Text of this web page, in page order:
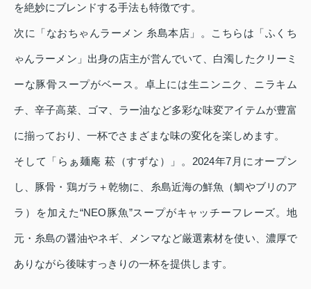
を絶妙にブレンドする手法も特徴です。
次に「なおちゃんラーメン 糸島本店」。こちらは「ふくち
ゃんラーメン」出身の店主が営んでいて、白濁したクリーミ
ーな豚骨スープがベース。卓上には生ニンニク、ニラキム
チ、辛子高菜、ゴマ、ラー油など多彩な味変アイテムが豊富
に揃っており、一杯でさまざまな味の変化を楽しめます。
そして「らぁ麺庵 菘（すずな）」。2024年7月にオープン
し、豚骨・鶏ガラ＋乾物に、糸島近海の鮮魚（鯛やブリのア
ラ）を加えた“NEO豚魚”スープがキャッチーフレーズ。地
元・糸島の醤油やネギ、メンマなど厳選素材を使い、濃厚で
ありながら後味すっきりの一杯を提供します。